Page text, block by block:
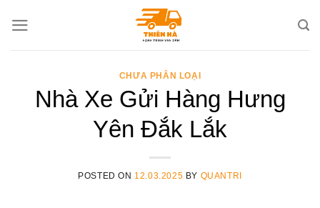
CHƯA PHÂN LOẠI
Nhà Xe Gửi Hàng Hưng
Yên Đắk Lắk
POSTED ON 12.03.2025 BY QUANTRI